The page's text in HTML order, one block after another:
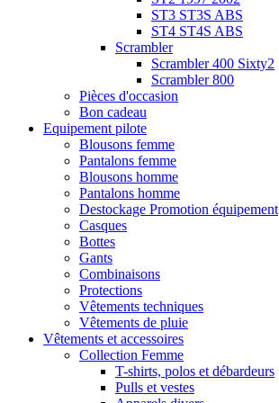
ST3 ST3S ABS
ST4 ST4S ABS
Scrambler
Scrambler 400 Sixty2
Scrambler 800
Pièces d'occasion
Bon cadeau
Equipement pilote
Blousons femme
Pantalons femme
Blousons homme
Pantalons homme
Destockage Promotion équipement
Casques
Bottes
Gants
Combinaisons
Protections
Vêtements techniques
Vêtements de pluie
Vêtements et accessoires
Collection Femme
T-shirts, polos et débardeurs
Pulls et vestes